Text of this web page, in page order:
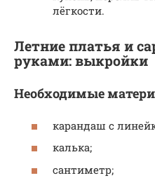
лёгкости.
Летние платья и
руками: выкройки
Необходимые
карандаш с
калька;
сантиметр;